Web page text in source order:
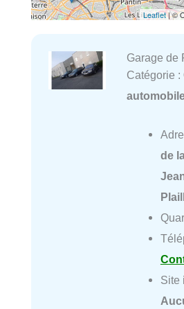
Leaflet| ©
Garage de
Catégorie :
de
Site